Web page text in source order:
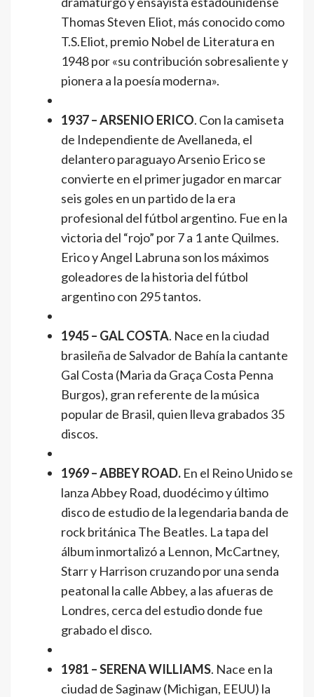
Thomas Steven Eliot, más conocido como
T.S.Eliot, premio Nobel de Literatura en
1948 por «su contribución sobresaliente y
pionera a la poesía moderna».
1937 – ARSENIO ERICO. Con la camiseta
de Independiente de Avellaneda, el
delantero paraguayo Arsenio Erico se
convierte en el primer jugador en marcar
seis goles en un partido de la era
profesional del fútbol argentino. Fue en la
victoria del “rojo” por 7 a 1 ante Quilmes.
Erico y Angel Labruna son los máximos
goleadores de la historia del fútbol
argentino con 295 tantos.
1945 – GAL COSTA. Nace en la ciudad
brasileña de Salvador de Bahía la cantante
Gal Costa (Maria da Graça Costa Penna
Burgos), gran referente de la música
popular de Brasil, quien lleva grabados 35
discos.
1969 – ABBEY ROAD. En el Reino Unido se
lanza Abbey Road, duodécimo y último
disco de estudio de la legendaria banda de
rock británica The Beatles. La tapa del
álbum inmortalizó a Lennon, McCartney,
Starr y Harrison cruzando por una senda
peatonal la calle Abbey, a las afueras de
Londres, cerca del estudio donde fue
grabado el disco.
1981 – SERENA WILLIAMS. Nace en la
ciudad de Saginaw (Michigan, EEUU) la